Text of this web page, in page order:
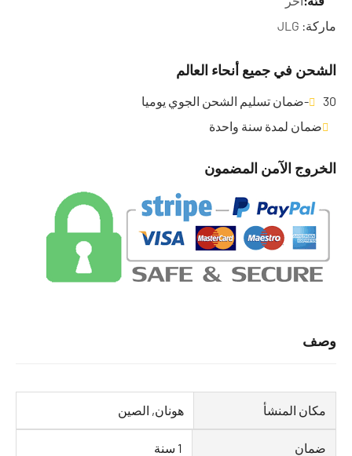
JLG
في جميع أنحاء العالم
ضمان لمدة سنة واحدة
الآمن المضمون
مكان المنشأ هونان, الصين
ضمان